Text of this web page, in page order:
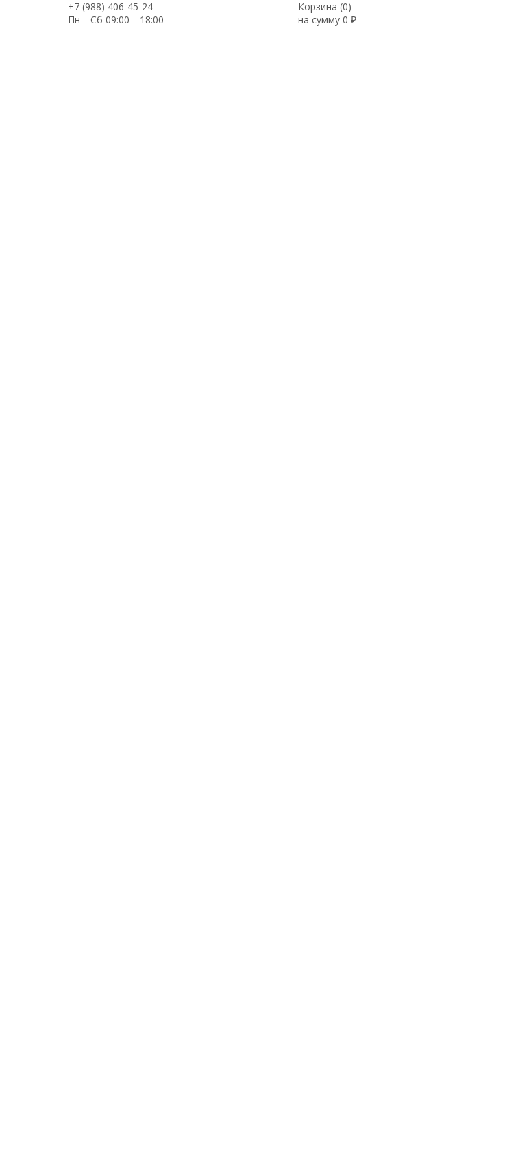
+7 (988) 406-45-24
Пн—Сб 09:00—18:00
Корзина (0)
на сумму 0 ₽